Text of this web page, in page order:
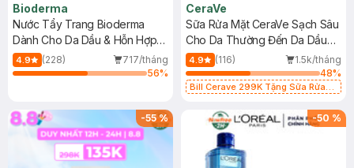
Bioderma
Nước Tẩy Trang Bioderma
Dành Cho Da Dầu & Hỗn Hợp
500ml
4.9 (228)
717/tháng
56%
CeraVe
Sữa Rửa Mặt CeraVe Sạch Sâu
Cho Da Thường Đến Da Dầu
473ml
4.9 (116)
1.5k/tháng
48%
Bill Cerave 299K Tặng Sữa Rửa
-55% -50 %